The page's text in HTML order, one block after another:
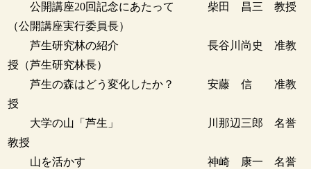
公開講座20回記念にあたって 柴田 昌三 教授
（公開講座実行委員長）
芦生研究林の紹介 長谷川尚史 准教
授（芦生研究林長）
芦生の森はどう変化したか？ 安藤 信 准教
授
大学の山「芦生」 川那辺三郎 名誉
教授
山を活かす 神崎 康一 名誉